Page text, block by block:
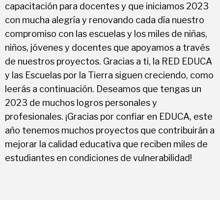
capacitación para docentes y que iniciamos 2023
con mucha alegría y renovando cada día nuestro
compromiso con las escuelas y los miles de niñas,
niños, jóvenes y docentes que apoyamos a través
de nuestros proyectos. Gracias a ti, la RED EDUCA
y las Escuelas por la Tierra siguen creciendo, como
leerás a continuación. Deseamos que tengas un
2023 de muchos logros personales y
profesionales. ¡Gracias por confiar en EDUCA, este
año tenemos muchos proyectos que contribuirán a
mejorar la calidad educativa que reciben miles de
estudiantes en condiciones de vulnerabilidad!